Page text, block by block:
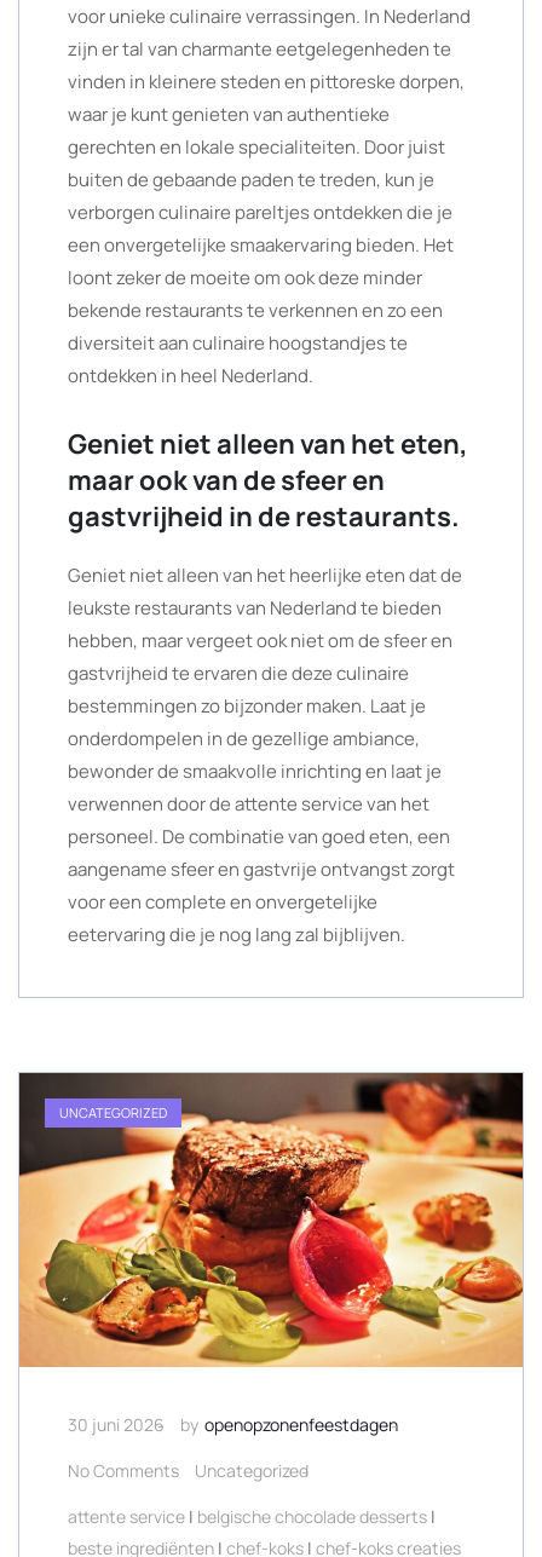
voor unieke culinaire verrassingen. In Nederland
zijn er tal van charmante eetgelegenheden te
vinden in kleinere steden en pittoreske dorpen,
waar je kunt genieten van authentieke
gerechten en lokale specialiteiten. Door juist
buiten de gebaande paden te treden, kun je
verborgen culinaire pareltjes ontdekken die je
een onvergetelijke smaakervaring bieden. Het
loont zeker de moeite om ook deze minder
bekende restaurants te verkennen en zo een
diversiteit aan culinaire hoogstandjes te
ontdekken in heel Nederland.
Geniet niet alleen van het eten,
maar ook van de sfeer en
gastvrijheid in de restaurants.
Geniet niet alleen van het heerlijke eten dat de
leukste restaurants van Nederland te bieden
hebben, maar vergeet ook niet om de sfeer en
gastvrijheid te ervaren die deze culinaire
bestemmingen zo bijzonder maken. Laat je
onderdompelen in de gezellige ambiance,
bewonder de smaakvolle inrichting en laat je
verwennen door de attente service van het
personeel. De combinatie van goed eten, een
aangename sfeer en gastvrije ontvangst zorgt
voor een complete en onvergetelijke
eetervaring die je nog lang zal bijblijven.
UNCATEGORIZED
30 juni 2026 by openopzonenfeestdagen
No Comments
Uncategorized
attente service | belgische chocolade desserts |
beste ingrediënten | chef-koks | chef-koks creaties